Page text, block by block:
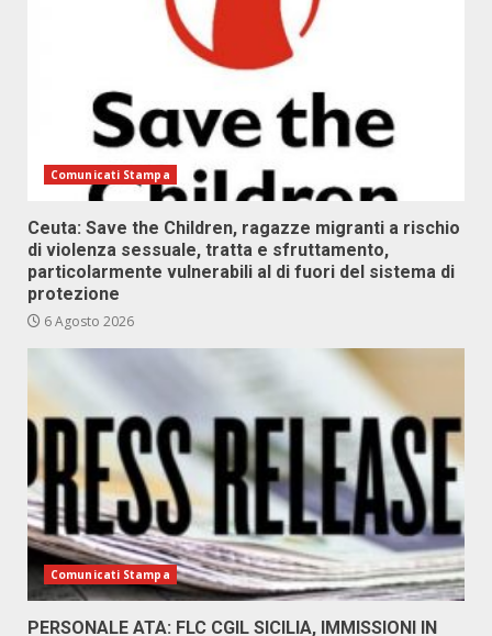
Comunicati Stampa
Ceuta: Save the Children, ragazze migranti a rischio
di violenza sessuale, tratta e sfruttamento,
particolarmente vulnerabili al di fuori del sistema di
protezione
6 Agosto 2026
Comunicati Stampa
PERSONALE ATA: FLC CGIL SICILIA, IMMISSIONI IN